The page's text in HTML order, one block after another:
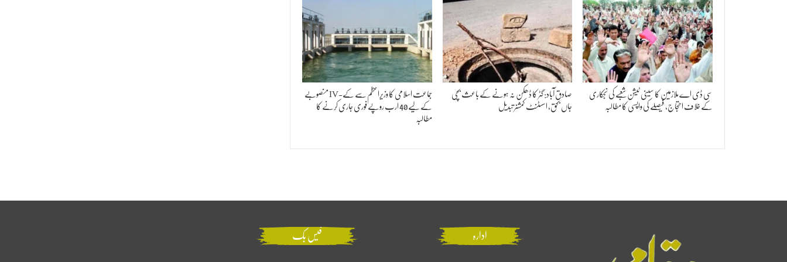
سی ڈی اے ملازمین کا سینی ٹیشن شعبے کی نجکاری
کے خلاف احتجاج، فیصلے کی واپسی کا مطالبہ
صادق آباد: گٹر کا ڈھکن نہ ہونے کے باعث بچی
جاں بحق، اسسٹنٹ کمشنر تبدیل
جماعت اسلامی کا وزیراعظم سے کے-IV منصوبے
کے لیے 40 ارب روپے فوری جاری کرنے کا
مطالبہ
ادارہ فیس بک